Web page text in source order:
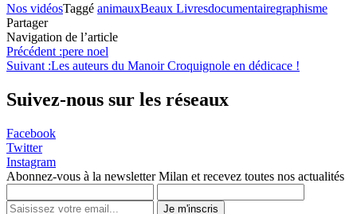
Nos vidéosTaggé animauxBeaux Livresdocumentairegraphisme
Partager
Navigation de l’article
Précédent :pere noel
Suivant :Les auteurs du Manoir Croquignole en dédicace !
Suivez-nous sur les réseaux
Facebook
Twitter
Instagram
Abonnez-vous à la newsletter Milan et recevez toutes nos actualités
Je m'inscris